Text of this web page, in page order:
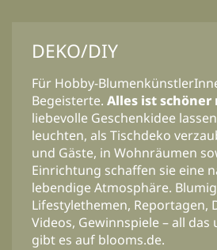
DEKO/DIY
Für Hobby-
Begeisterte. Alles ist
liebevolle Geschenkidee
leuchten, als Tischdeko
und Gäste, in Wohnräumen
Einrichtung schaffen sie eine
lebendige Atmosphäre.
Lifestylethemen, Reportagen,
Videos, Gewinnspiele – all das
gibt es auf blooms.de.